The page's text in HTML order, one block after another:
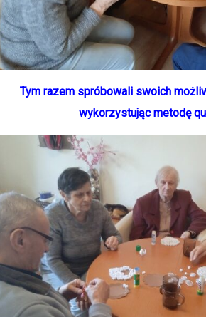
Tym razem spróbowali swoich
wykorzystując metodę